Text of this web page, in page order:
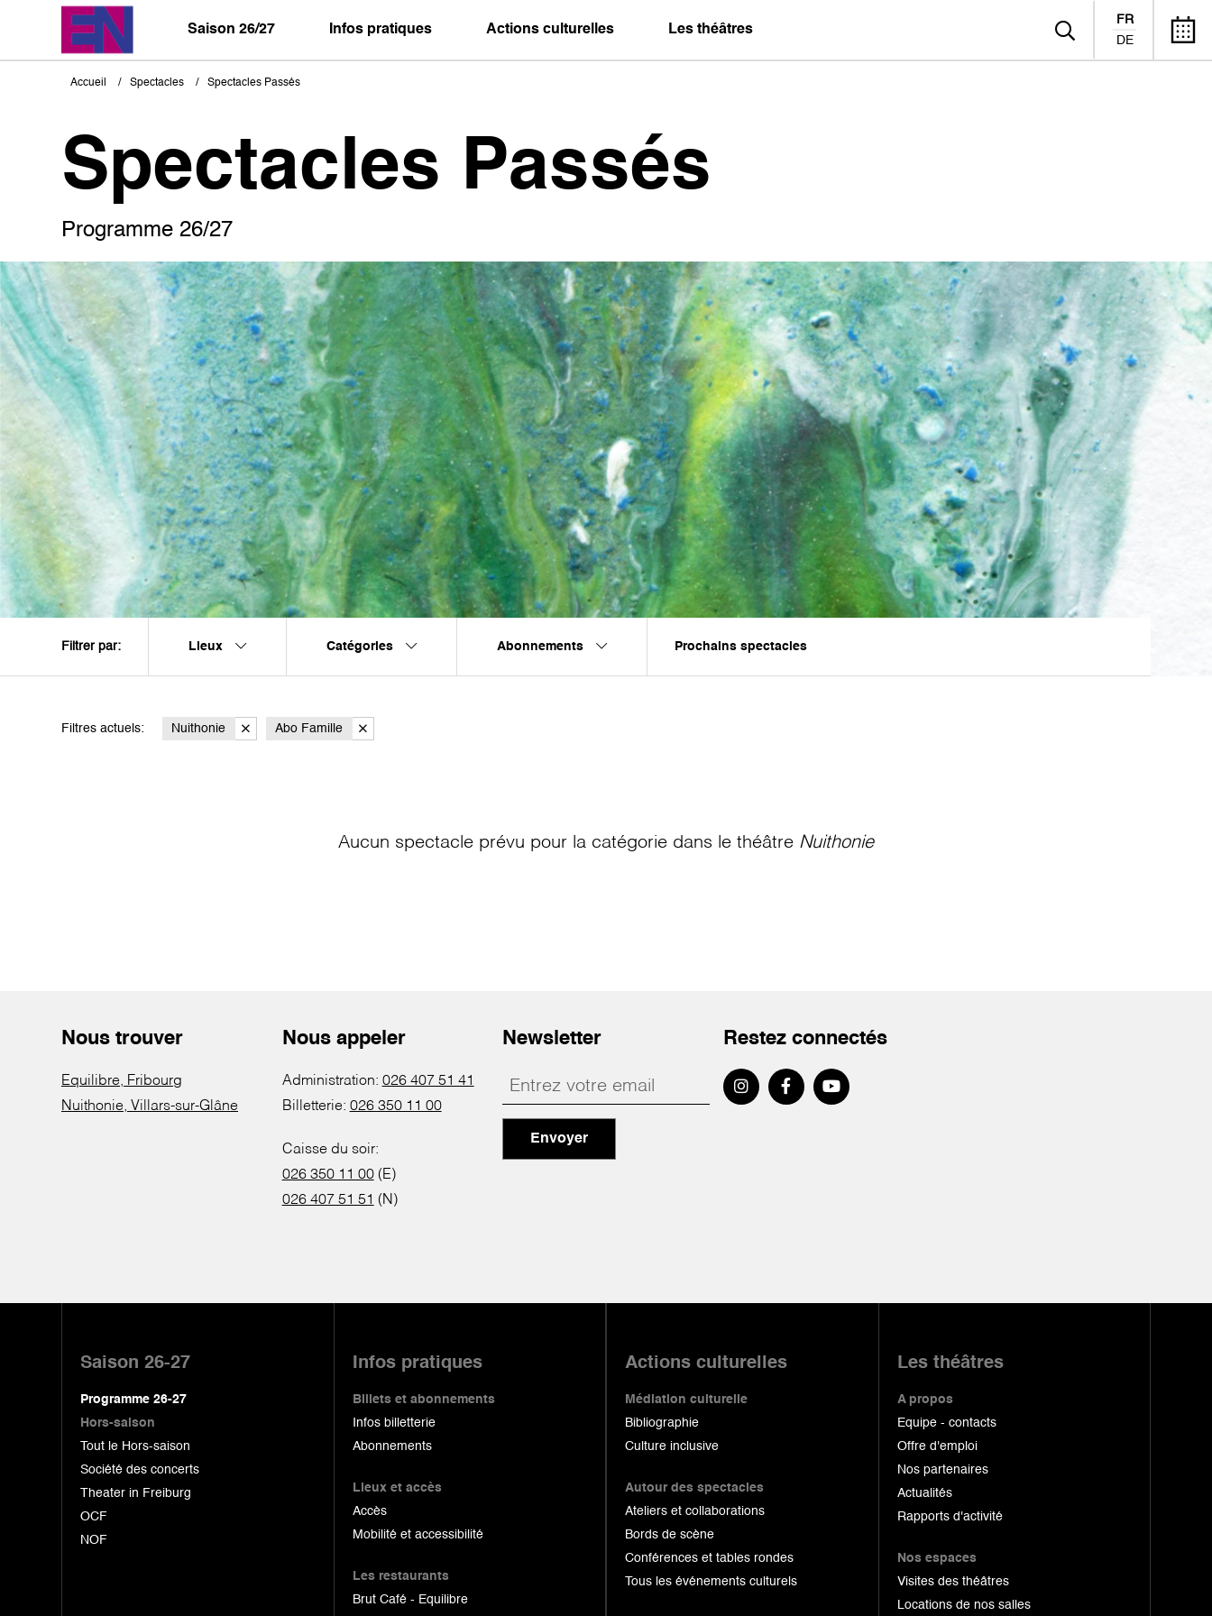
Saison 26/27 Infos pratiques Actions culturelles Les théâtres
FR
DE
Fil
Accueil Spectacles Spectacles Passés
Spectacles Passés
Programme 26/27
Filtrer par: Lieux Catégories Abonnements Prochains spectacles
Filtres actuels: Nuithonie Abo Famille
Aucun spectacle prévu pour la catégorie dans le théâtre Nuithonie
Nous trouver
Equilibre, Fribourg
Nuithonie, Villars-sur-Glâne
Nous appeler
Administration: 026 407 51 41
Billetterie: 026 350 11 00
Caisse du soir:
026 350 11 00(E)
026 407 51 51 (N)
Newsletter
Envoyer
Restez connectés
Saison 26-27
Programme 26-27
Hors-saison
Tout le Hors-saison
Société des concerts
Theater in Freiburg
OCF
NOF
Infos pratiques
Billets et abonnements
Infos billetterie
Abonnements
Lieux et accès
Accès
Mobilité et accessibilité
Les restaurants
Brut Café - Equilibre
Actions culturelles
Médiation culturelle
Bibliographie
Culture inclusive
Autour des spectacles
Ateliers et collaborations
Bords de scène
Conférences et tables rondes
Tous les événements culturels
Les théâtres
A propos
Equipe - contacts
Offre d'emploi
Nos partenaires
Actualités
Rapports d'activité
Nos espaces
Visites des théâtres
Locations de nos salles